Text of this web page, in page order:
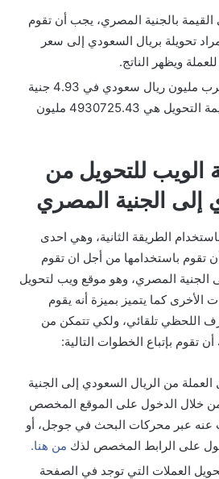
بالجنية المصري، يجب أن تقوم
تحويلة بريال السعودي إلى سعر
ويظهر الناتج.
وعندما تقوم بضرب مليون ريال سعودي في 4.93 جنية
مصري، يكون قيمة التحويل هي 4930725.43 مليون
الويب للتحويل من
إلى الجنية المصري
الطريقة الثانية، وهي احدى
تقوم باستخدامها من أجل ان تقوم
الجنية المصري، وهو موقع ويب لتحويل
الأخرى كما يتميز بميزة أنه يقوم
اللحظي تلقائي، ولكي تتمكن من
تقوم بإتباع الخطوات التالية:
من الريال السعودي إلى الجنية
خلال الدخول على الموقع المخصص
عنه عبر محركات البحث في جوجل، أو
على الرابط المخصص لذك من هنا.
العملات التي توجد في الصفحة